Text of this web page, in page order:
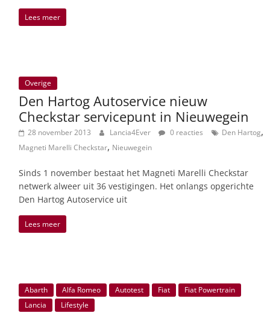
Lees meer
Overige
Den Hartog Autoservice nieuw
Checkstar servicepunt in Nieuwegein
28 november 2013 Lancia4Ever 0 reacties Den Hartog,
Magneti Marelli Checkstar, Nieuwegein
Sinds 1 november bestaat het Magneti Marelli Checkstar
netwerk alweer uit 36 vestigingen. Het onlangs opgerichte
Den Hartog Autoservice uit
Lees meer
Abarth Alfa Romeo Autotest Fiat
Fiat Powertrain
Lancia
Lifestyle